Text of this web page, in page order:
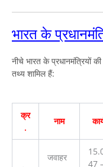
भारत के
नीचे भारत के प्रधानमंत्रियों
तथ्य शामिल हैं:
क्र
.
नाम
जवाहर
47